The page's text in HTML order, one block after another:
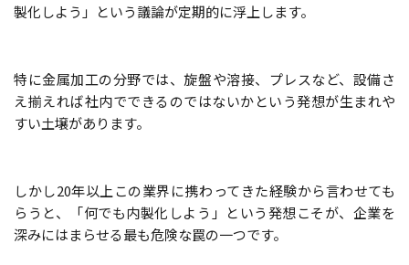
製化しよう」という議論が定期的に浮上します。
特に金属加工の分野では、旋盤や溶接、プレスなど、設備さ
え揃えれば社内でできるのではないかという発想が生まれや
すい土壌があります。
しかし20年以上この業界に携わってきた経験から言わせても
らうと、「何でも内製化しよう」という発想こそが、企業を
深みにはまらせる最も危険な罠の一つです。